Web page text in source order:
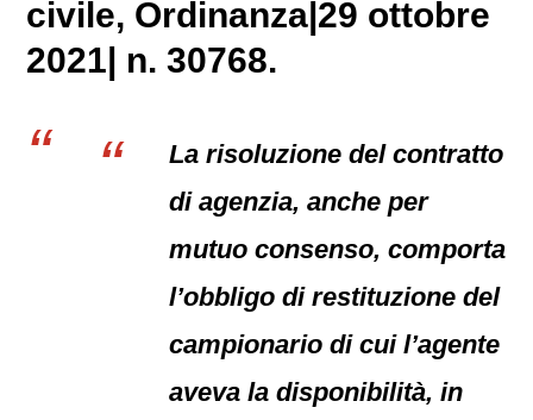
civile, Ordinanza|29 ottobre
2021| n. 30768.
La risoluzione del contratto
di agenzia, anche per
mutuo consenso, comporta
l’obbligo di restituzione del
campionario di cui l’agente
aveva la disponibilità, in